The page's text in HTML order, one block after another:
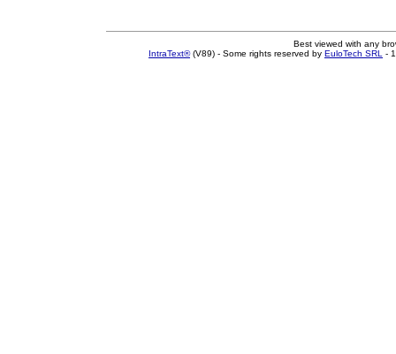
Best viewed with any
IntraText®(V89) - Some rights reserved by EuloTech SRL -